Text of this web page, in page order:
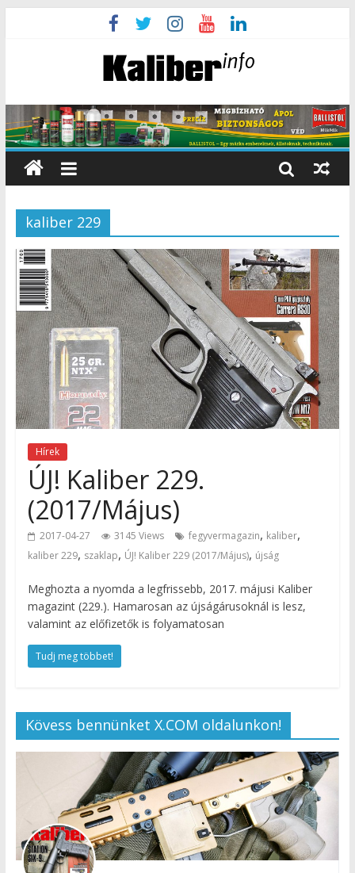
kaliber 229
Hírek
ÚJ! Kaliber 229.
(2017/Május)
2017-04-27 3145 Views fegyvermagazin, kaliber,
kaliber 229, szaklap, ÚJ! Kaliber 229 (2017/Május), újság
Meghozta a nyomda a legfrissebb, 2017. májusi Kaliber
magazint (229.). Hamarosan az újságárusoknál is lesz,
valamint az előfizetők is folyamatosan
Tudj meg többet!
Kövess bennünket X.COM oldalunkon!